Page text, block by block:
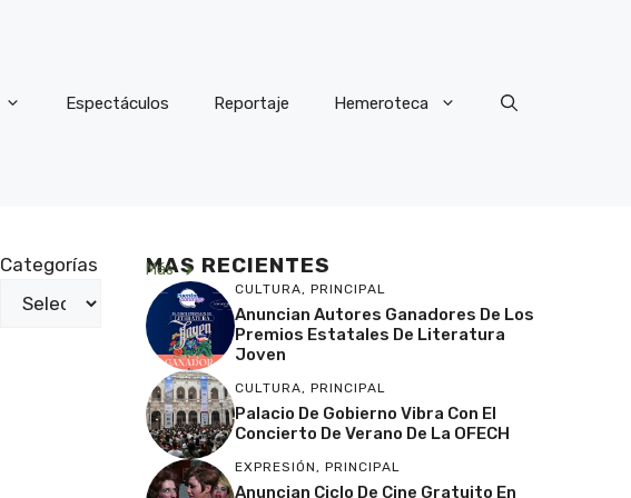
Espectáculos Reportaje Hemeroteca
Categorías MAS RECIENTES
Más
CULTURA, PRINCIPAL
Anuncian Autores Ganadores De Los
Premios Estatales De Literatura
Joven
CULTURA, PRINCIPAL
Palacio De Gobierno Vibra Con El
Concierto De Verano De La OFECH
EXPRESIÓN, PRINCIPAL
Anuncian Ciclo De Cine Gratuito En